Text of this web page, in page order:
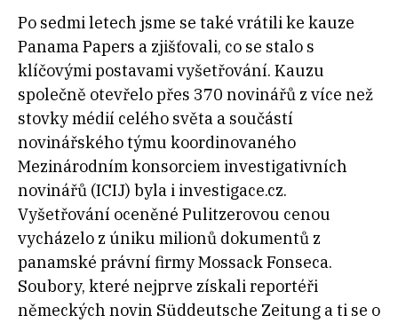
Po sedmi letech jsme se také vrátili ke kauze
Panama Papers a zjišťovali, co se stalo s
klíčovými postavami vyšetřování. Kauzu
společně otevřelo přes 370 novinářů z více než
stovky médií celého světa a součástí
novinářského týmu koordinovaného
Mezinárodním konsorciem investigativních
novinářů (ICIJ) byla i investigace.cz.
Vyšetřování oceněné Pulitzerovou cenou
vycházelo z úniku milionů dokumentů z
panamské právní firmy Mossack Fonseca.
Soubory, které nejprve získali reportéři
německých novin Süddeutsche Zeitung a ti se o